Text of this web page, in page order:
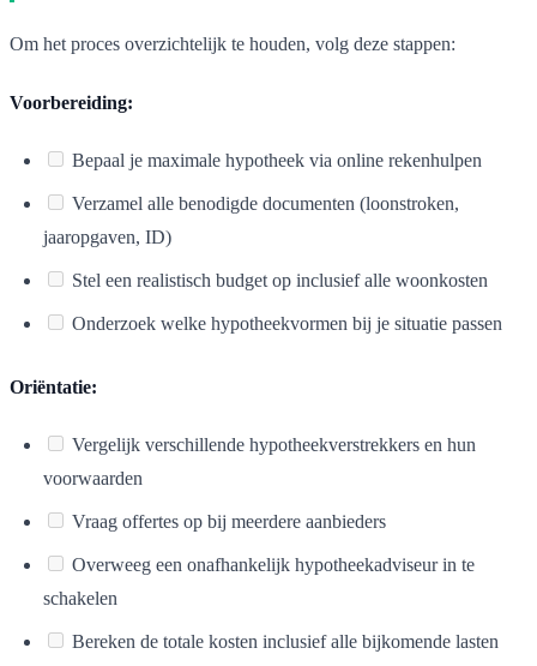
Om het proces overzichtelijk te houden, volg deze stappen:
Voorbereiding:
Bepaal je maximale hypotheek via online rekenhulpen
Verzamel alle benodigde documenten (loonstroken,
jaaropgaven, ID)
Stel een realistisch budget op inclusief alle woonkosten
Onderzoek welke hypotheekvormen bij je situatie passen
Oriëntatie:
Vergelijk verschillende hypotheekverstrekkers en hun
voorwaarden
Vraag offertes op bij meerdere aanbieders
Overweeg een onafhankelijk hypotheekadviseur in te
schakelen
Bereken de totale kosten inclusief alle bijkomende lasten